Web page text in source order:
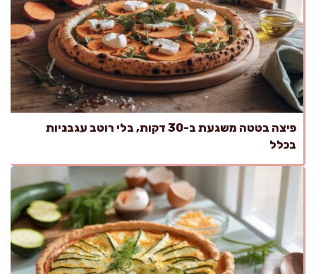
פיצה בטטה משגעת ב-30 דקות, בלי רוטב עגבניות
בכלל